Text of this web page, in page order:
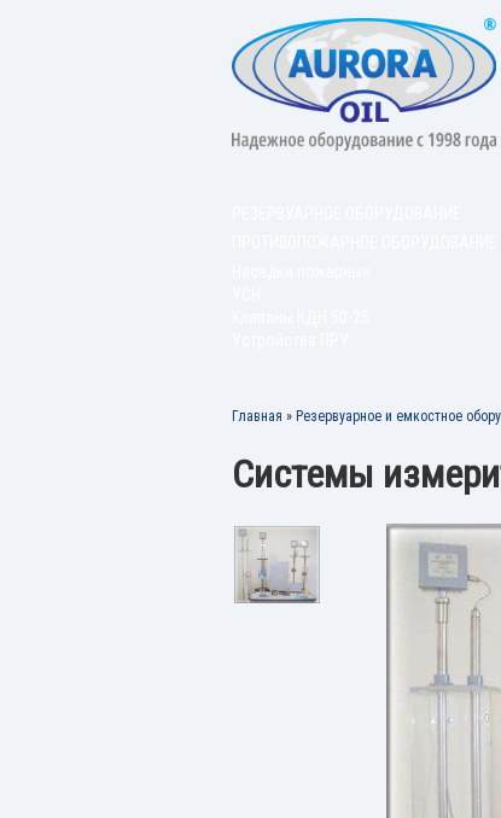
Главная » Резервуарное и емкостное
Системы